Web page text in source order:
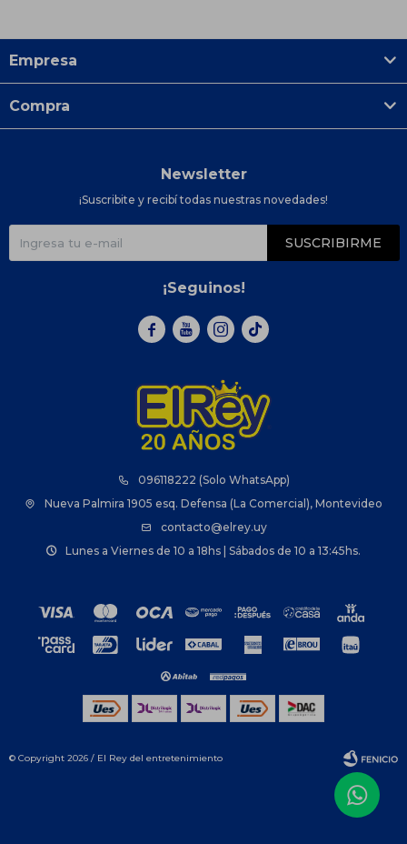
096118222 (Solo WhatsApp)
Nueva Palmira 1905 esq. Defensa (La Comercial), Montevideo
contacto@elrey.uy
Lunes a Viernes de 10 a 18hs | Sábados de 10 a 13:45hs.
Empresa
Compra
Newsletter
¡Suscribite y recibí todas nuestras novedades!
SUSCRIBIRME
¡Seguinos!
  
© Copyright 2026 / El Rey del entretenimiento